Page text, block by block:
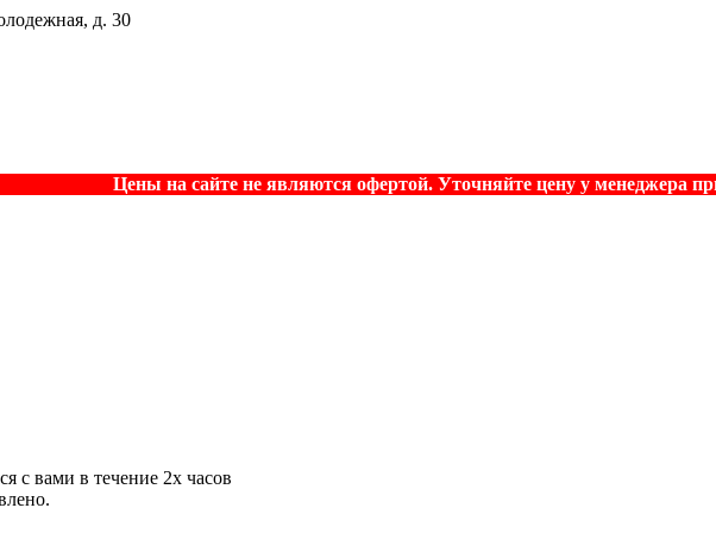
д. 30
Цены на сайте не являются офертой. Уточняйте цену у менеджера
с вами в течение 2х часов